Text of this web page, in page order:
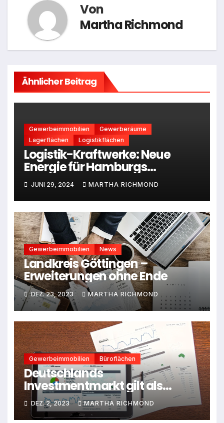
Von
Martha Richmond
Ähnlicher Beitrag
Gewerbeimmobilien
Gewerberäume
Lagerflächen
Logistikflächen
Logistik-Kraftwerke: Neue
Energie für Hamburgs
Gewerbeimmobilienmarkt
JUNI 29, 2024 MARTHA RICHMOND
Gewerbeimmobilien News
Landkreis Göttingen –
Erweiterungen ohne Ende
DEZ. 23, 2023 MARTHA RICHMOND
Gewerbeimmobilien Büroflächen
Deutschlands
Investmentmarkt gilt als
unterbewertet
DEZ. 2, 2023 MARTHA RICHMOND